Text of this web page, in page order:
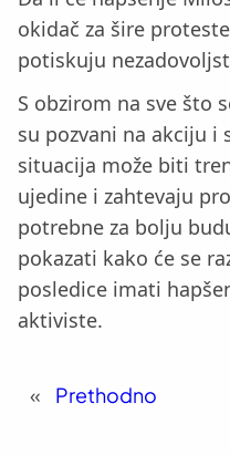
okidač za šire
potiskuju
S obzirom na sve što
su pozvani na akciju i
situacija može biti
ujedine i zahtevaju
potrebne za bolju
pokazati kako će se
posledice imati
aktiviste.
« Prethodno